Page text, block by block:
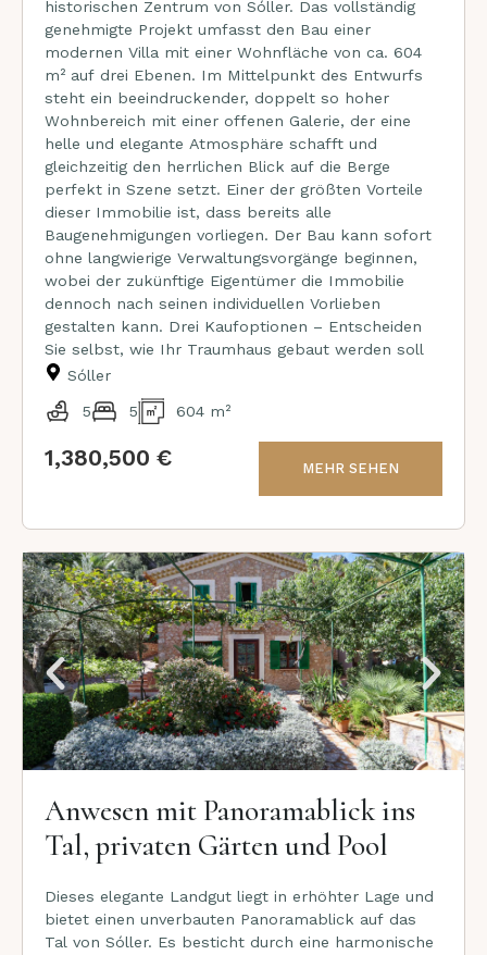
historischen Zentrum von Sóller. Das vollständig
genehmigte Projekt umfasst den Bau einer
modernen Villa mit einer Wohnfläche von ca. 604
m² auf drei Ebenen. Im Mittelpunkt des Entwurfs
steht ein beeindruckender, doppelt so hoher
Wohnbereich mit einer offenen Galerie, der eine
helle und elegante Atmosphäre schafft und
gleichzeitig den herrlichen Blick auf die Berge
perfekt in Szene setzt. Einer der größten Vorteile
dieser Immobilie ist, dass bereits alle
Baugenehmigungen vorliegen. Der Bau kann sofort
ohne langwierige Verwaltungsvorgänge beginnen,
wobei der zukünftige Eigentümer die Immobilie
dennoch nach seinen individuellen Vorlieben
gestalten kann. Drei Kaufoptionen – Entscheiden
Sie selbst, wie Ihr Traumhaus gebaut werden soll
Sóller
5 5 604 m²
1,380,500 € MEHR SEHEN
Anwesen mit Panoramablick ins
Tal, privaten Gärten und Pool
Dieses elegante Landgut liegt in erhöhter Lage und
bietet einen unverbauten Panoramablick auf das
Tal von Sóller. Es besticht durch eine harmonische